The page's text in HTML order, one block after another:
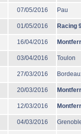
07/05/2016 Pau
01/05/2016 Racing
16/04/2016
03/04/2016 Toulon
27/03/2016
20/03/2016
12/03/2016
04/03/2016